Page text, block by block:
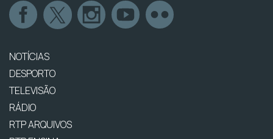
NOTÍCIAS
DESPORTO
TELEVISÃO
RÁDIO
RTP ARQUIVOS